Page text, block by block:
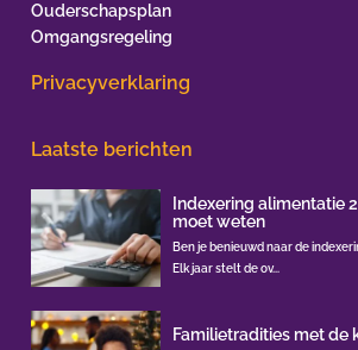
Ouderschapsplan
Omgangsregeling
Privacyverklaring
Laatste berichten
Indexering alimentatie
moet weten
Ben je benieuwd naar de
Elk jaar stelt de ov...
Familietradities met de